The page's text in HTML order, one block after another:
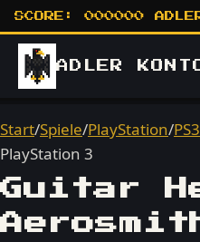
SCORE: 000000
ADLER
Start/Spiele/PlayStation/PS3
PlayStation 3
Guitar